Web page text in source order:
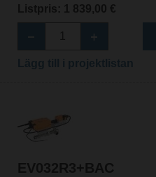
Listpris: 1 839,00 €
EV032R3+BAC